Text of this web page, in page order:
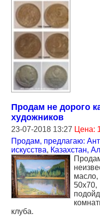
Продам не дорого
художников
23-07-2018 13:27 Цена:
Продам, предлагаю:
искусства, Казахстан,
клуба.